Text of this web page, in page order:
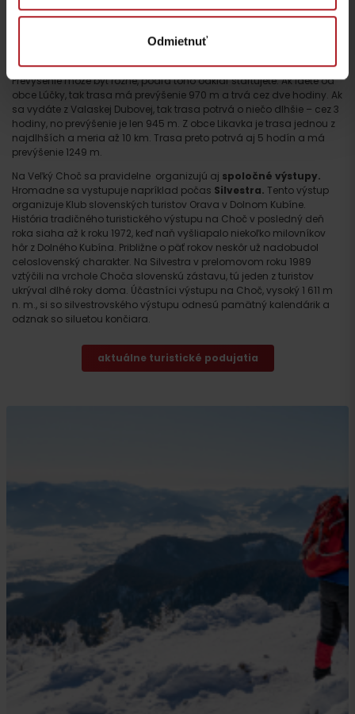
Odmietnuť
Turistika na Veľký Choč
Náročnosť trasy na Veľký Chočje stredná s veľkým prevýšením.
Prevýšenie môže byť rôzne, podľa toho odkiaľ štartujete. Ak idete od
obce Lúčky, tak trasa má prevýšenie 970 m a trvá cez dve hodiny. Ak
sa vydáte z Valaskej Dubovej, tak trasa potrvá o niečo dlhšie – cez 3
hodiny, no prevýšenie je len 945 m. Z obce Likavka je trasa jednou z
najdlhších a meria až 10 km. Trasa preto potrvá aj 5 hodín a má
prevýšenie 1249 m.
Na Veľký Choč sa pravidelne organizujú aj spoločné výstupy.
Hromadne sa vystupuje napríklad počas Silvestra. Tento výstup
organizuje Klub slovenských turistov Orava v Dolnom Kubíne.
História tradičného turistického výstupu na Choč v posledný deň
roka siaha až k roku 1972, keď naň vyšliapalo niekoľko milovníkov
hôr z Dolného Kubína. Približne o päť rokov neskôr už nadobudol
celoslovenský charakter. Na Silvestra v prelomovom roku 1989
vztýčili na vrchole Choča slovenskú zástavu, tú jeden z turistov
ukrýval dlhé roky doma. Účastníci výstupu na Choč, vysoký 1 611 m
n. m., si so silvestrovského výstupu odnesú pamätný kalendárik a
odznak so siluetou končiara.
aktuálne turistické podujatia